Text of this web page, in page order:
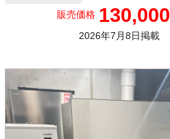
販売価格 130,000
2026年7月8日掲載